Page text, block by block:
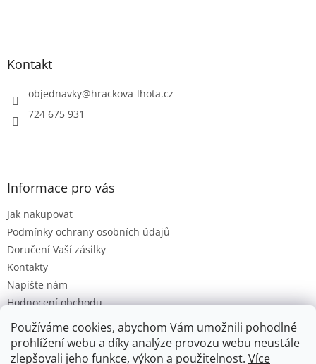
Používáme cookies, abychom Vám umožnili pohodlné
prohlížení webu a díky analýze provozu webu neustále
zlepšovali jeho funkce, výkon a použitelnost. Více
Z
Kontakt
objednavky@hrackova-lhota.cz
724 675 931
Informace pro vás
Jak nakupovat
Podmínky ochrany osobních údajů
Doručení Vaší zásilky
Kontakty
Napište nám
Hodnocení obchodu
Moje objednávka
Obchodní Podmínky